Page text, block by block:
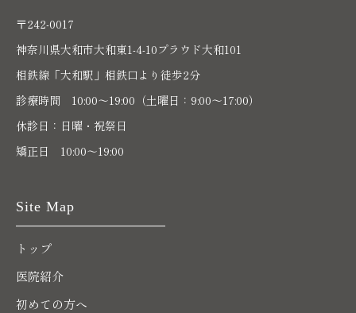
〒242-0017
神奈川県大和市大和東1-4-10プラウド大和101
相鉄線「大和駅」相鉄口より徒歩2分
診療時間 10:00〜19:00（土曜日：9:00～17:00）
休診日：日曜・祝祭日
矯正日 10:00～19:00
Site Map
トップ
医院紹介
初めての方へ